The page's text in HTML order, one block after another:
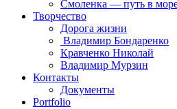
Смоленка — путь в
Творчество
Дорога жизни
Владимир Бондаренко
Кравченко Николай
Владимир Мурзин
Контакты
Документы
Portfolio